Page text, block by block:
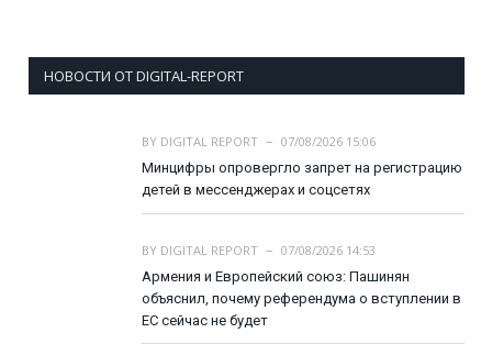
НОВОСТИ ОТ DIGITAL-REPORT
BY DIGITAL REPORT
07/08/2026 15:06
Минцифры опровергло запрет на регистрацию
детей в мессенджерах и соцсетях
BY DIGITAL REPORT
07/08/2026 14:53
Армения и Европейский союз: Пашинян
объяснил, почему референдума о вступлении в
ЕС сейчас не будет